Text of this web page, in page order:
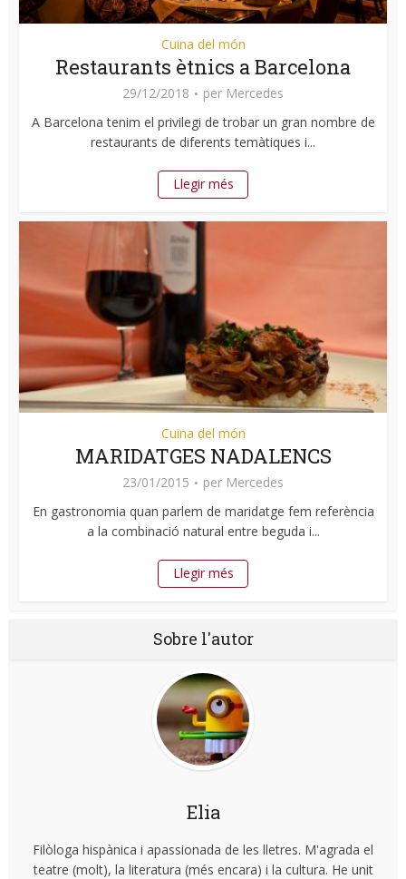
Cuina del món
Restaurants ètnics a Barcelona
29/12/2018 per Mercedes
A Barcelona tenim el privilegi de trobar un gran nombre de
restaurants de diferents temàtiques i...
Llegir més
Cuina del món
MARIDATGES NADALENCS
23/01/2015 per Mercedes
En gastronomia quan parlem de maridatge fem referència
a la combinació natural entre beguda i...
Llegir més
Sobre l'autor
Elia
Filòloga hispànica i apassionada de les lletres. M'agrada el
teatre (molt), la literatura (més encara) i la cultura. He unit